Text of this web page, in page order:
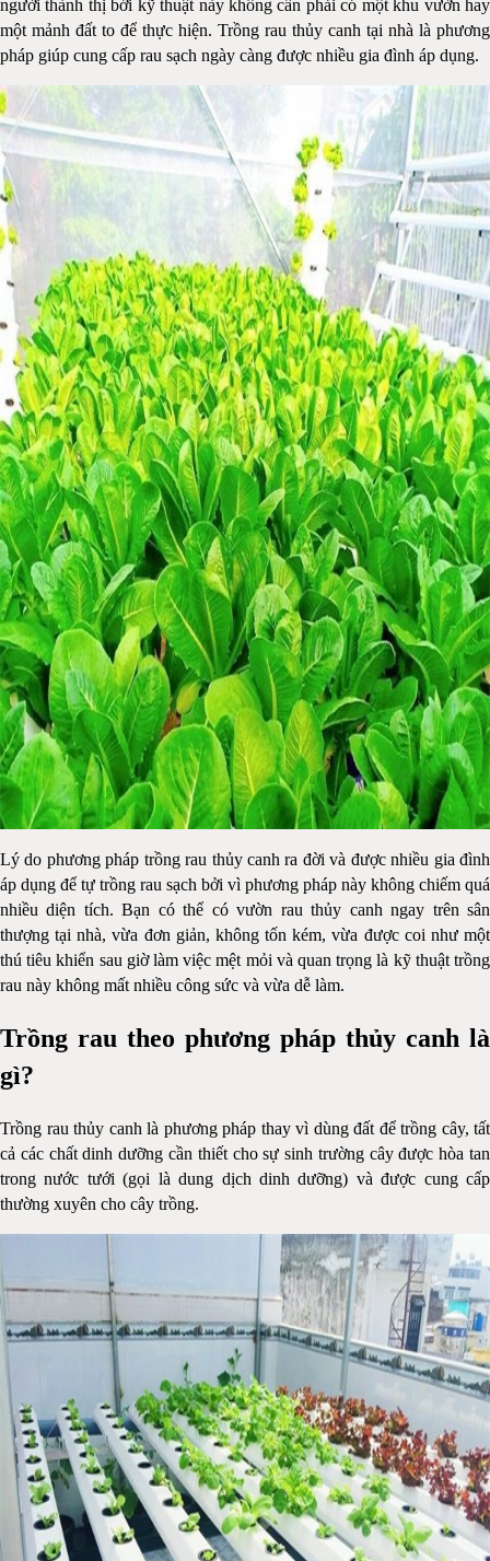
người thành thị bới kỹ thuật này không cần phải có một khu vườn hay
một mảnh đất to để thực hiện. Trồng rau thủy canh tại nhà là phương
pháp giúp cung cấp rau sạch ngày càng được nhiều gia đình áp dụng.
Lý do phương pháp trồng rau thủy canh ra đời và được nhiều gia đình
áp dụng để tự trồng rau sạch bởi vì phương pháp này không chiếm quá
nhiều diện tích. Bạn có thể có vườn rau thủy canh ngay trên sân
thượng tại nhà, vừa đơn giản, không tốn kém, vừa được coi như một
thú tiêu khiển sau giờ làm việc mệt mỏi và quan trọng là kỹ thuật trồng
rau này không mất nhiều công sức và vừa dễ làm.
Trồng rau theo phương pháp thủy canh là
gì?
Trồng rau thủy canh là phương pháp thay vì dùng đất để trồng cây, tất
cả các chất dinh dưỡng cần thiết cho sự sinh trường cây được hòa tan
trong nước tưới (gọi là dung dịch dinh dưỡng) và được cung cấp
thường xuyên cho cây trồng.